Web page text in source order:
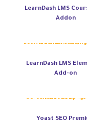
LearnDash LMS
Addon
LearnDash LMS
Add-on
Yoast SEO